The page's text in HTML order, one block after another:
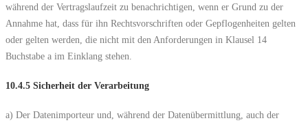
während der Vertragslaufzeit zu benachrichtigen, wenn er Grund zu der
Annahme hat, dass für ihn Rechtsvorschriften oder Gepflogenheiten gelten
oder gelten werden, die nicht mit den Anforderungen in Klausel 14
Buchstabe a im Einklang stehen.
10.4.5 Sicherheit der Verarbeitung
a) Der Datenimporteur und, während der Datenübermittlung, auch der